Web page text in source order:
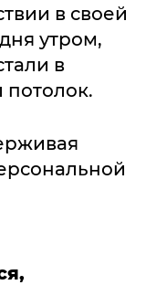
в своей
утром,
в
потолок.